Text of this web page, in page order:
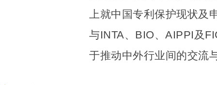
上就中国专利保护现状
与INTA、BIO、AIPPI及
于推动中外行业间的交流